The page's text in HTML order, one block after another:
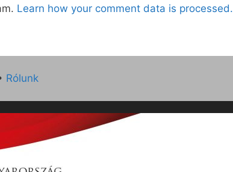
Learn how your comment data is processed.
Rólunk